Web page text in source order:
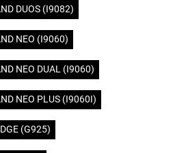
DUOS (I9082)
NEO (I9060)
NEO DUAL (I9060)
NEO PLUS (I9060I)
(G925)